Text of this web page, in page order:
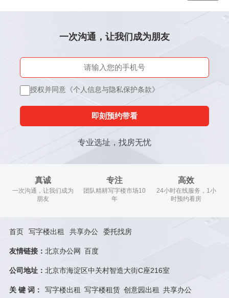
一次沟通，让我们成为朋友
授权并同意《个人信息与隐私保护条款》
即刻预约带看
专业选址，找房无忧
真诚
一次沟通，让我们成为
朋友
专注
团队精耕写字楼市场10
年
高效
24小时在线服务，1小
时预约看房
首页 写字楼出租 共享办公 委托找房
友情链接： 北京办公网 百度
公司地址： 北京市海淀区中关村智造大街C座216室
关 键 词： 写字楼出租 写字楼租赁 创意园出租 共享办公